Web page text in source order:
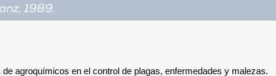
agroquímicos en el control de plagas, enfermedades y malezas.